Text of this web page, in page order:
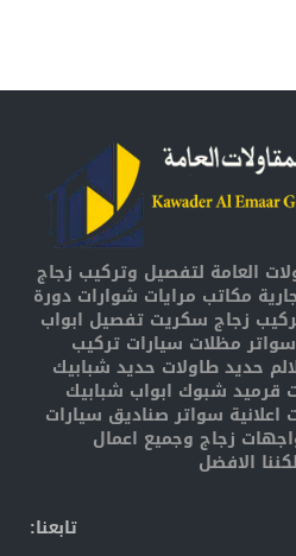
العامة لتفصيل وتركيب زجاج
مكاتب مرايات شوارات دورة
زجاج سكريت تفصيل ابواب
مظلات سيارات تركيب
حديد طاولات حديد شبابيك
قرميد شبوك ابواب شبابيك
سواتر صناديق سيارات
زجاج وجميع اعمال
:تابعنا